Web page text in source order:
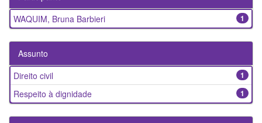
1
WAQUIM, Bruna Barbieri
Assunto
1
Direito civil
1
Respeito à dignidade